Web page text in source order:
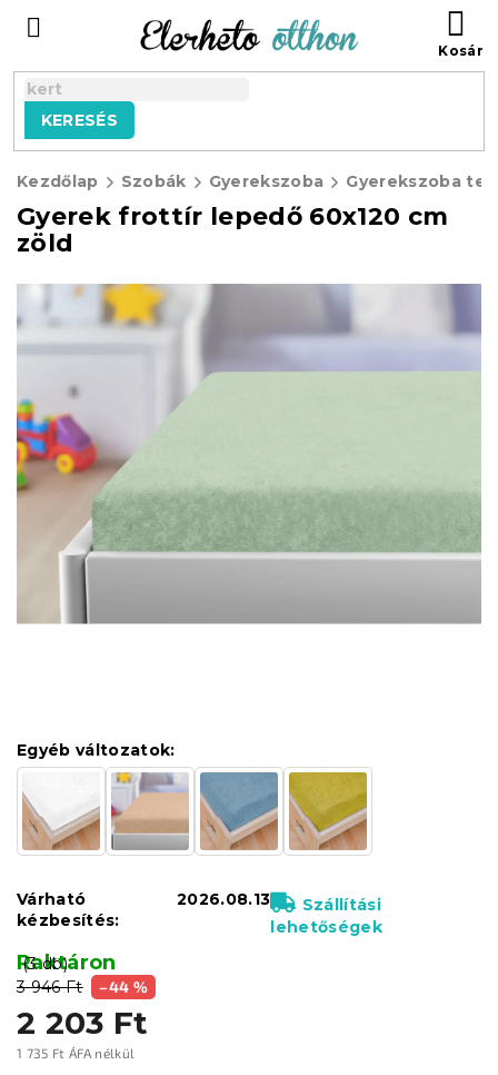
tartalomhoz
KERESÉS
Kezdőlap Szobák Gyerekszoba Gyerekszoba
Gyerek frottír lepedő 60x120 cm
zöld
3 946 Ft –44 %
2 203 Ft
1 735 Ft ÁFA nélkül
Raktáron
(3 db)
Egyéb változatok:
Várható
kézbesítés:
2026.08.13
Szállítási
lehetőségek